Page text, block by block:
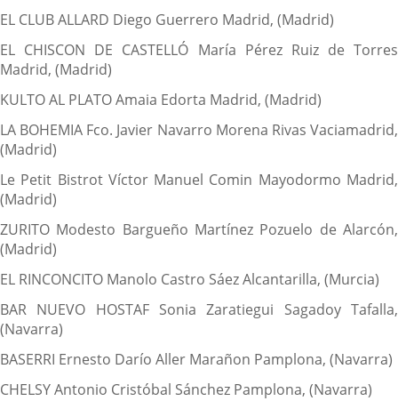
EL CLUB ALLARD Diego Guerrero Madrid, (Madrid)
EL CHISCON DE CASTELLÓ María Pérez Ruiz de Torres
Madrid, (Madrid)
KULTO AL PLATO Amaia Edorta Madrid, (Madrid)
LA BOHEMIA Fco. Javier Navarro Morena Rivas Vaciamadrid,
(Madrid)
Le Petit Bistrot Víctor Manuel Comin Mayodormo Madrid,
(Madrid)
ZURITO Modesto Bargueño Martínez Pozuelo de Alarcón,
(Madrid)
EL RINCONCITO Manolo Castro Sáez Alcantarilla, (Murcia)
BAR NUEVO HOSTAF Sonia Zaratiegui Sagadoy Tafalla,
(Navarra)
BASERRI Ernesto Darío Aller Marañon Pamplona, (Navarra)
CHELSY Antonio Cristóbal Sánchez Pamplona, (Navarra)